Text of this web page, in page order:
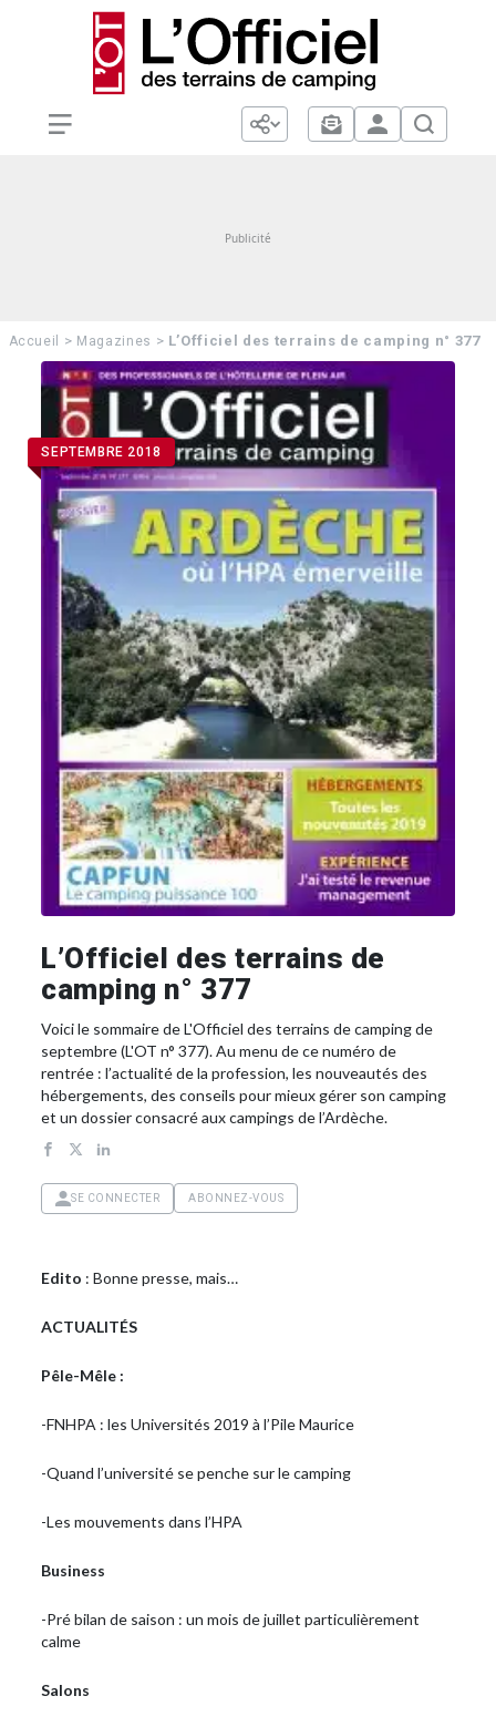
Accueil > Magazines > L’Officiel des terrains de camping n° 377
SEPTEMBRE 2018
L’Officiel des terrains de
camping n° 377
Voici le sommaire de L'Officiel des terrains de camping de
septembre (L'OT n° 377). Au menu de ce numéro de
rentrée : l’actualité de la profession, les nouveautés des
hébergements, des conseils pour mieux gérer son camping
et un dossier consacré aux campings de l’Ardèche.
SE CONNECTER ABONNEZ-VOUS
Edito : Bonne presse, mais…
ACTUALITÉS
Pêle-Mêle :
-FNHPA : les Universités 2019 à l’Pile Maurice
-Quand l’université se penche sur le camping
-Les mouvements dans l’HPA
Business
-Pré bilan de saison : un mois de juillet particulièrement
calme
Salons